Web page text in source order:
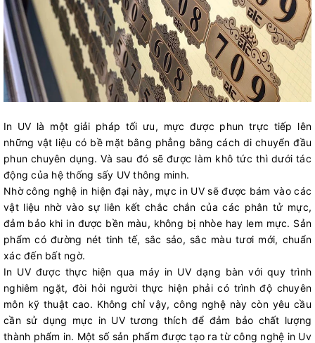
In UV là một giải pháp tối ưu, mực được phun trực tiếp lên
những vật liệu có bề mặt bằng phẳng bằng cách di chuyển đầu
phun chuyên dụng. Và sau đó sẽ được làm khô tức thì dưới tác
động của hệ thống sấy UV thông minh.
Nhờ công nghệ in hiện đại này, mực in UV sẽ được bám vào các
vật liệu nhờ vào sự liên kết chắc chắn của các phân tử mực,
đảm bảo khi in được bền màu, không bị nhòe hay lem mực. Sản
phẩm có đường nét tinh tế, sắc sảo, sắc màu tươi mới, chuẩn
xác đến bất ngờ.
In UV được thực hiện qua máy in UV dạng bàn với quy trình
nghiêm ngặt, đòi hỏi người thực hiện phải có trình độ chuyên
môn kỹ thuật cao. Không chỉ vậy, công nghệ này còn yêu cầu
cần sử dụng mực in UV tương thích để đảm bảo chất lượng
thành phẩm in. Một số sản phẩm được tạo ra từ công nghệ in Uv